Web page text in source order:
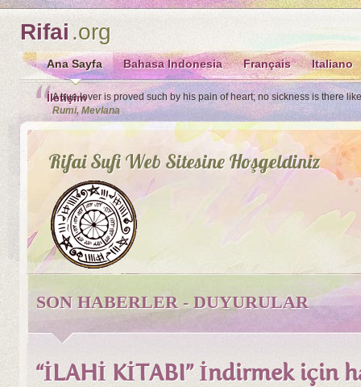
Rifai.org
Ana Sayfa Bahasa Indonesia Français Italiano
İletişim
A true lover is proved such by his pain of heart; no sickness is there
Rumi, Mevlana
Rifai Sufi Web Sitesine Hoşgeldiniz
SON HABERLER - DUYURULAR
“İLAHİ KİTABI” İndirmek için